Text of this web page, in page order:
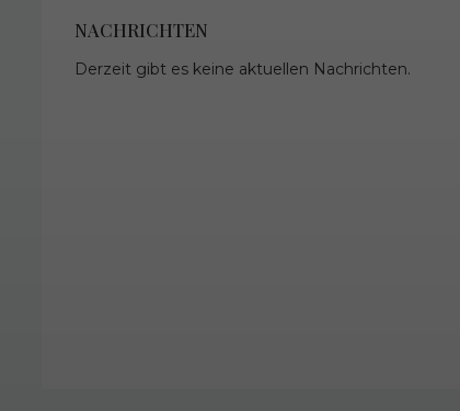
NACHRICHTEN
Derzeit gibt es keine aktuellen Nachrichten.